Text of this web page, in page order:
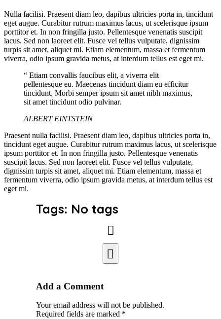
Nulla facilisi. Praesent diam leo, dapibus ultricies porta in, tincidunt
eget augue. Curabitur rutrum maximus lacus, ut scelerisque ipsum
porttitor et. In non fringilla justo. Pellentesque venenatis suscipit
lacus. Sed non laoreet elit. Fusce vel tellus vulputate, dignissim
turpis sit amet, aliquet mi. Etiam elementum, massa et fermentum
viverra, odio ipsum gravida metus, at interdum tellus est eget mi.
“ Etiam convallis faucibus elit, a viverra elit
pellentesque eu. Maecenas tincidunt diam eu efficitur
tincidunt. Morbi semper ipsum sit amet nibh maximus,
sit amet tincidunt odio pulvinar.
ALBERT EINTSTEIN
Praesent nulla facilisi. Praesent diam leo, dapibus ultricies porta in,
tincidunt eget augue. Curabitur rutrum maximus lacus, ut scelerisque
ipsum porttitor et. In non fringilla justo. Pellentesque venenatis
suscipit lacus. Sed non laoreet elit. Fusce vel tellus vulputate,
dignissim turpis sit amet, aliquet mi. Etiam elementum, massa et
fermentum viverra, odio ipsum gravida metus, at interdum tellus est
eget mi.
Tags: No tags
Add a Comment
Your email address will not be published.
Required fields are marked *